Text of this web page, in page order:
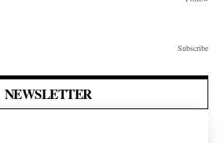
Subscribe
NEWSLETTER